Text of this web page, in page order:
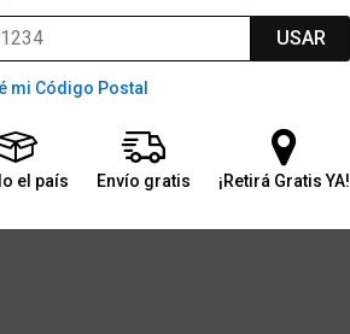
USAR
mi Código Postal
el país Envío gratis ¡Retirá Gratis YA!